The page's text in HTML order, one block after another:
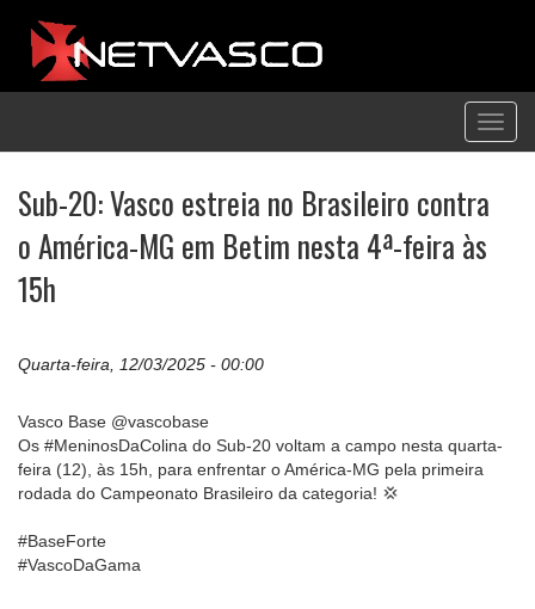
Sub-20: Vasco estreia no Brasileiro contra
o América-MG em Betim nesta 4ª-feira às
15h
Quarta-feira, 12/03/2025 - 00:00
Vasco Base @vascobase
Os #MeninosDaColina do Sub-20 voltam a campo nesta quarta-
feira (12), às 15h, para enfrentar o América-MG pela primeira
rodada do Campeonato Brasileiro da categoria! 💢
#BaseForte
#VascoDaGama